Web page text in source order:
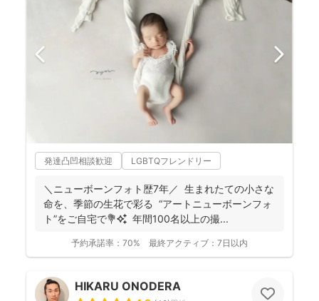
発達凸凹相談歓迎 LGBTQフレンドリー
＼ニューボーンフォト歴7年／ 生まれたての小さな
命を、季節の生花で彩る “アートニューボーンフォ
ト”をご自宅で💐✨ 年間100名以上の撮...
予約承諾率： 70% 最終アクティブ： 7日以内
HIKARU ONODERA